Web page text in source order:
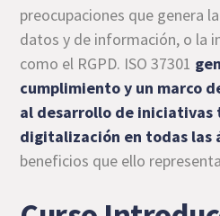
preocupaciones que genera
datos y de información, o la
como el RGPD. ISO 37301
cumplimiento y un marco
al desarrollo de iniciativas
digitalización en todas las
beneficios que ello